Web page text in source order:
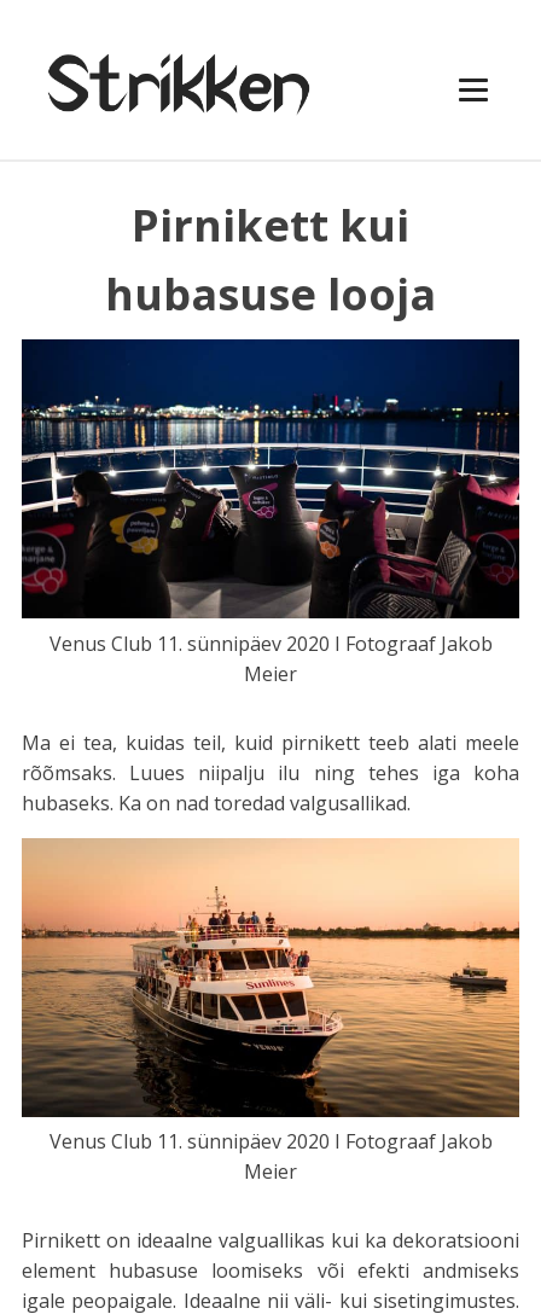
Pirnikett kui
hubasuse looja
Venus Club 11. sünnipäev 2020 I Fotograaf Jakob
Meier
Ma ei tea, kuidas teil, kuid pirnikett teeb alati meele
rõõmsaks. Luues niipalju ilu ning tehes iga koha
hubaseks. Ka on nad toredad valgusallikad.
Venus Club 11. sünnipäev 2020 I Fotograaf Jakob
Meier
Pirnikett on ideaalne valguallikas kui ka dekoratsiooni
element hubasuse loomiseks või efekti andmiseks
igale peopaigale. Ideaalne nii väli- kui sisetingimustes.